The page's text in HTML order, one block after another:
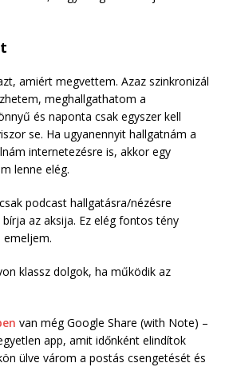
amiért megvettem. Azaz szinkronizál
meghallgathatom a
és naponta csak egyszer kell
se. Ha ugyanennyit hallgatnám a
internetezésre is, akkor egy
lenne elég.
podcast hallgatásra/nézésre
az aksija. Ez elég fontos tény
emeljem.
klassz dolgok, ha működik az
van még Google Share (with Note) –
app, amit időnként elindítok
ülve várom a postás csengetését és